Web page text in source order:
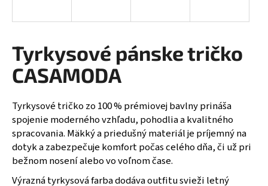
Tyrkysové pánske tričko
CASAMODA
Tyrkysové tričko zo 100 % prémiovej bavlny prináša
spojenie moderného vzhľadu, pohodlia a kvalitného
spracovania. Mäkký a priedušný materiál je príjemný na
dotyk a zabezpečuje komfort počas celého dňa, či už pri
bežnom nosení alebo vo voľnom čase.
Výrazná tyrkysová farba dodáva outfitu svieži letný
s
ť
?
HĽADAŤ